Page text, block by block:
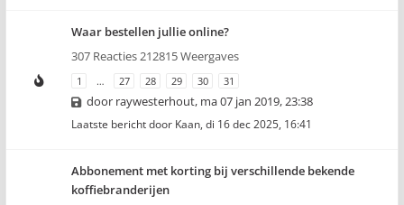
Waar bestellen jullie online?
307 Reacties 212815 Weergaves
1 … 27 28 29 30 31
door raywesterhout, ma 07 jan 2019, 23:38
Laatste bericht door Kaan, di 16 dec 2025, 16:41
Abbonement met korting bij verschillende bekende
koffiebranderijen